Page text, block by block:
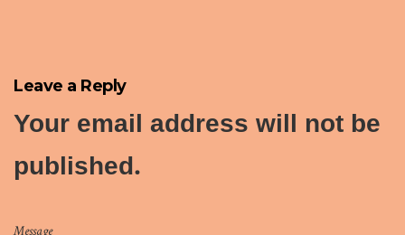
Leave a Reply
Your email address will not be
published.
Message